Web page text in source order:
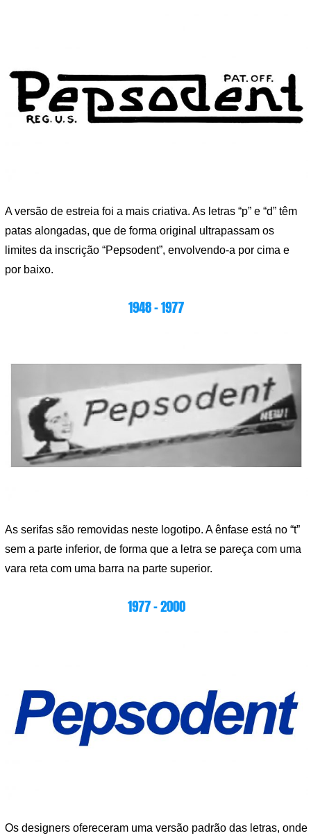
A versão de estreia foi a mais criativa. As letras “p” e “d” têm
patas alongadas, que de forma original ultrapassam os
limites da inscrição “Pepsodent”, envolvendo-a por cima e
por baixo.
1948 – 1977
As serifas são removidas neste logotipo. A ênfase está no “t”
sem a parte inferior, de forma que a letra se pareça com uma
vara reta com uma barra na parte superior.
1977 – 2000
Os designers ofereceram uma versão padrão das letras, onde